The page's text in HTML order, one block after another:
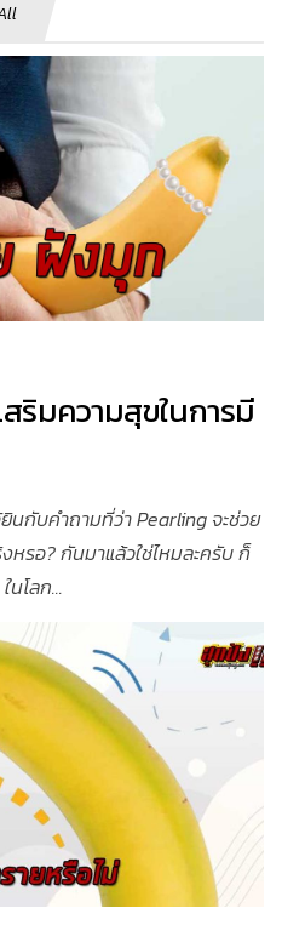
ริมความสุขในการมี
นกับคำถามที่ว่า Pearling จะช่วย
หรอ? กันมาแล้วใช่ไหมละครับ ก็
นโลก...